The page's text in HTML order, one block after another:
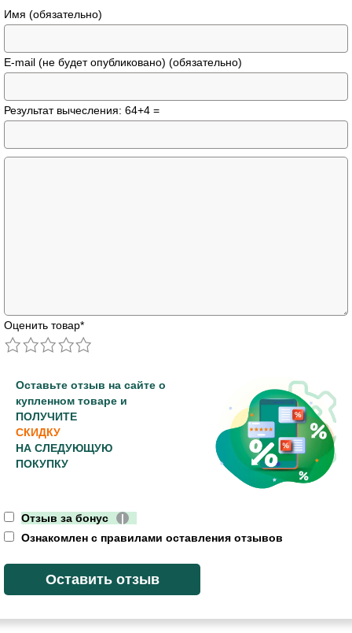
Имя (обязательно)
E-mail (не будет опубликовано) (обязательно)
Результат вычесления: 64+4 =
Оценить товар*
Оставьте отзыв на сайте о
купленном товаре и
ПОЛУЧИТЕ
СКИДКУ
НА СЛЕДУЮЩУЮ
ПОКУПКУ
Отзыв за бонус
|
Ознакомлен с правилами оставления отзывов